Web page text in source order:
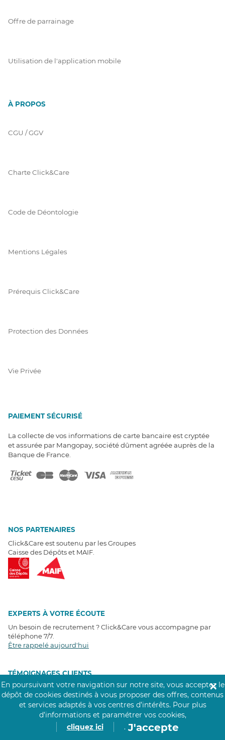
Offre de parrainage
Utilisation de l'application mobile
À PROPOS
CGU / GGV
Charte Click&Care
Code de Déontologie
Mentions Légales
Prérequis Click&Care
Protection des Données
Vie Privée
PAIEMENT SÉCURISÉ
La collecte de vos informations de carte bancaire est cryptée
et assurée par Mangopay, société dûment agréée auprès de la
Banque de France.
NOS PARTENAIRES
Click&Care est soutenu par les Groupes
Caisse des Dépôts et MAIF.
EXPERTS À VOTRE ÉCOUTE
Un besoin de recrutement ? Click&Care vous accompagne par
téléphone 7/7
Être rappelé aujourd'hui
TÉMOIGNAGES CLIENTS
4,6 /5
Avis clientsrécoltés sur
Google
En poursuivant votre navigation sur notre site, vous acceptez le
dépôt de cookies destinés à vous proposer des offres, contenus
et services adaptés à vos centres d’intérêts. Pour plus
d’informations et paramétrer vos cookies,
cliquez ici
. J'accepte
✕